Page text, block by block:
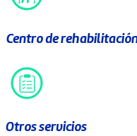
Centro de
Otros servicios